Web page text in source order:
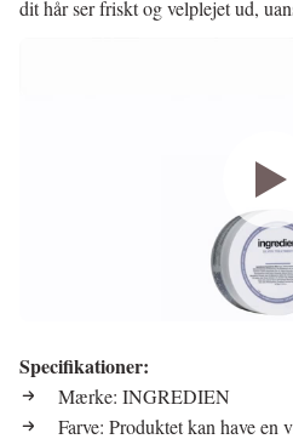
dit hår ser friskt og velplejet ud,
Specifikationer:
Mærke: INGREDIEN
Farve: Produktet kan have en